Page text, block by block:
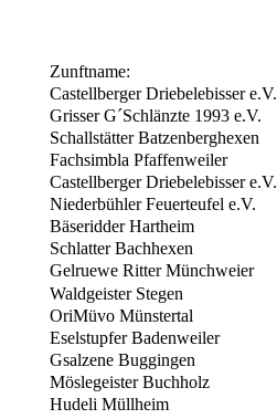
Zunftname:
Castellberger Driebelebisser e.V.
Grisser G´Schlänzte 1993 e.V.
Schallstätter Batzenberghexen
Fachsimbla Pfaffenweiler
Castellberger Driebelebisser e.V.
Niederbühler Feuerteufel e.V.
Bäseridder Hartheim
Schlatter Bachhexen
Gelruewe Ritter Münchweier
Waldgeister Stegen
OriMüvo Münstertal
Eselstupfer Badenweiler
Gsalzene Buggingen
Möslegeister Buchholz
Hudeli Müllheim